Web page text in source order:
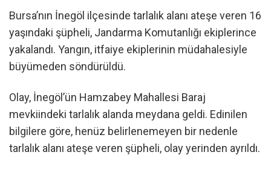
Bursa’nın İnegöl ilçesinde tarlalık alanı ateşe veren 16
yaşındaki şüpheli, Jandarma Komutanlığı ekiplerince
yakalandı. Yangın, itfaiye ekiplerinin müdahalesiyle
büyümeden söndürüldü.
Olay, İnegöl’ün Hamzabey Mahallesi Baraj
mevkiindeki tarlalık alanda meydana geldi. Edinilen
bilgilere göre, henüz belirlenemeyen bir nedenle
tarlalık alanı ateşe veren şüpheli, olay yerinden ayrıldı.